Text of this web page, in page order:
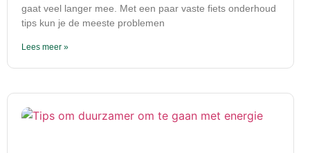
gaat veel langer mee. Met een paar vaste fiets onderhoud
tips kun je de meeste problemen
Lees meer »